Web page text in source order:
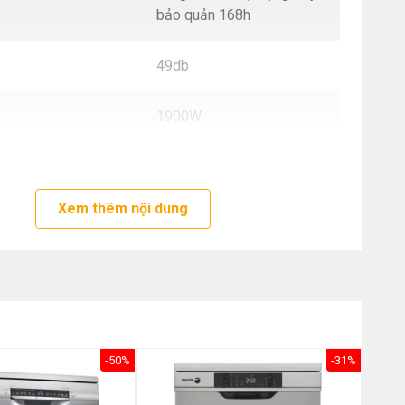
0976.665.669
bảo quản 168h
49db
1900W
Xem thêm nội dung
-50% -31%